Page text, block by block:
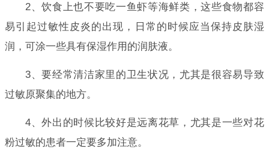
2、饮食上也不要吃一鱼虾等海鲜类，这些食物都容
易引起过敏性皮炎的出现，日常的时候应当保持皮肤湿
润，可涂一些具有保湿作用的润肤液。
3、要经常清洁家里的卫生状况，尤其是很容易导致
过敏原聚集的地方。
4、外出的时候比较好是远离花草，尤其是一些对花
粉过敏的患者一定要多加注意。